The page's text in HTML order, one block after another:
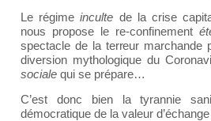
Le régimeinculte de la crise
nous propose le re-confinement
spectacle de la terreur marchande
diversion mythologique du
sociale qui se prépare…
C’est donc bien la tyrannie
démocratique de la valeur